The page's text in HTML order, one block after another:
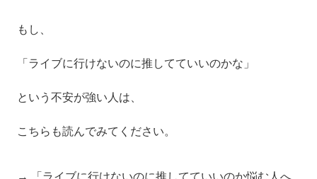
もし、
「ライブに行けないのに推してていいのかな」
という不安が強い人は、
こちらも読んでみてください。
→ 「ライブに行けないのに推してていいのか悩む人へ